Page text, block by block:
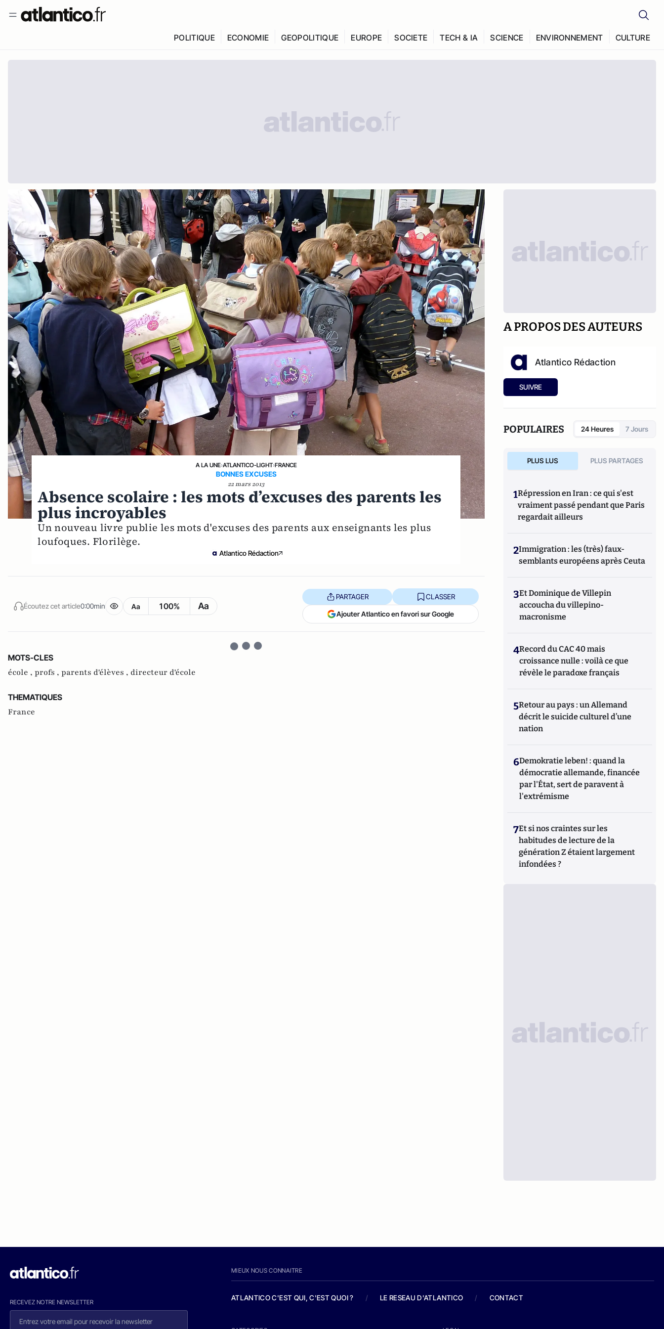
POLITIQUE ECONOMIE GEOPOLITIQUE EUROPE SOCIETE TECH & IA SCIENCE ENVIRONNEMENT CULTURE
A LA UNE›ATLANTICO-LIGHT›FRANCE
BONNES EXCUSES
22 mars 2013
Absence scolaire : les mots d’excuses des parents les
plus incroyables
Un nouveau livre publie les mots d'excuses des parents aux enseignants les plus
loufoques. Florilège.
Atlantico Rédaction
Écoutez cet article0:00min Aa 100% Aa
PARTAGER CLASSER
Ajouter Atlantico en favori sur Google
MOTS-CLES
école , profs , parents d'élèves , directeur d'école
THEMATIQUES
France
A PROPOS DES AUTEURS
Atlantico Rédaction
SUIVRE
POPULAIRES 24 Heures 7 Jours
PLUS LUS PLUS PARTAGES
1Répression en Iran : ce qui s'est
vraiment passé pendant que Paris
regardait ailleurs
2Immigration : les (très) faux-
semblants européens après Ceuta
3Et Dominique de Villepin
accoucha du villepino-
macronisme
4Record du CAC 40 mais
croissance nulle : voilà ce que
révèle le paradoxe français
5Retour au pays : un Allemand
décrit le suicide culturel d’une
nation
6Demokratie leben! : quand la
démocratie allemande, financée
par l'État, sert de paravent à
l'extrémisme
7Et si nos craintes sur les
habitudes de lecture de la
génération Z étaient largement
infondées ?
RECEVEZ NOTRE NEWSLETTER
MIEUX NOUS CONNAITRE
ATLANTICO C'EST QUI, C'EST QUOI ? / LE RESEAU D'ATLANTICO / CONTACT